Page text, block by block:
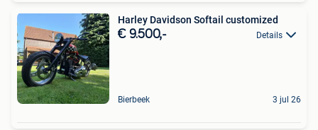
Harley Davidson Softail customized
€ 9.500,- Details
Bierbeek 3 jul 26